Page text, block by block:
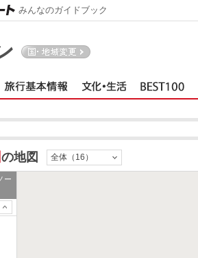
の地図 全体（16）
ー
みんなのガイドブック